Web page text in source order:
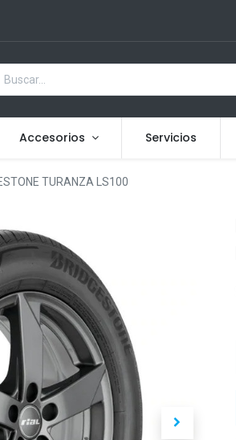
Accesorios Servicios
TURANZA LS100